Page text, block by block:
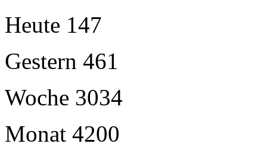
Heute 147
Gestern 461
Woche 3034
Monat 4200